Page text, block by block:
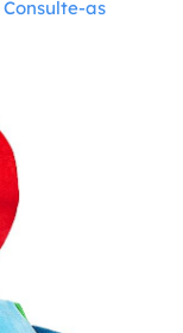
Consulte-as